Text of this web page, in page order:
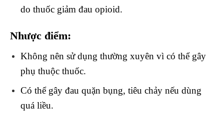
do thuốc giảm đau opioid.
Nhược điểm:
Không nên sử dụng thường xuyên vì có thể gây
phụ thuộc thuốc.
Có thể gây đau quặn bụng, tiêu chảy nếu dùng
quá liều.